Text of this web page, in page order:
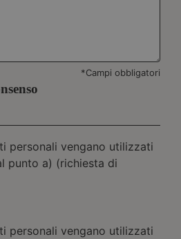
*Campi obbligatori
personali vengano utilizzati
punto a) (richiesta di
personali vengano utilizzati